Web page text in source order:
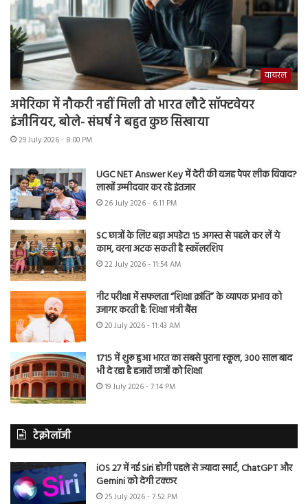
वायरल
अमेरिका में नौकरी नहीं मिली तो भारत लौटे सॉफ्टवेयर
इंजीनियर, बोले- संघर्ष ने बहुत कुछ सिखाया
29 July 2026 - 8:00 PM
UGC NET Answer Key में देरी की वजह पेपर लीक विवाद?
लाखों उम्मीदवार कर रहे इंतजार
26 July 2026 - 6:11 PM
SC छात्रों के लिए बड़ा अपडेट! 15 अगस्त से पहले कर लें ये
काम, वरना अटक सकती है स्कॉलरशिप
22 July 2026 - 11:54 AM
नीट परीक्षा में सफलता “शिक्षा क्रांति” के व्यापक प्रभाव को
उजागर करती है: शिक्षा मंत्री बैंस
20 July 2026 - 11:43 AM
1715 में शुरू हुआ भारत का सबसे पुराना स्कूल, 300 साल बाद
भी दे रहा है हजारों छात्रों को शिक्षा
19 July 2026 - 7:14 PM
टेक्नोलॉजी
iOS 27 में नई Siri होगी पहले से ज्यादा स्मार्ट, ChatGPT और
Gemini को देगी टक्कर
25 July 2026 - 7:52 PM